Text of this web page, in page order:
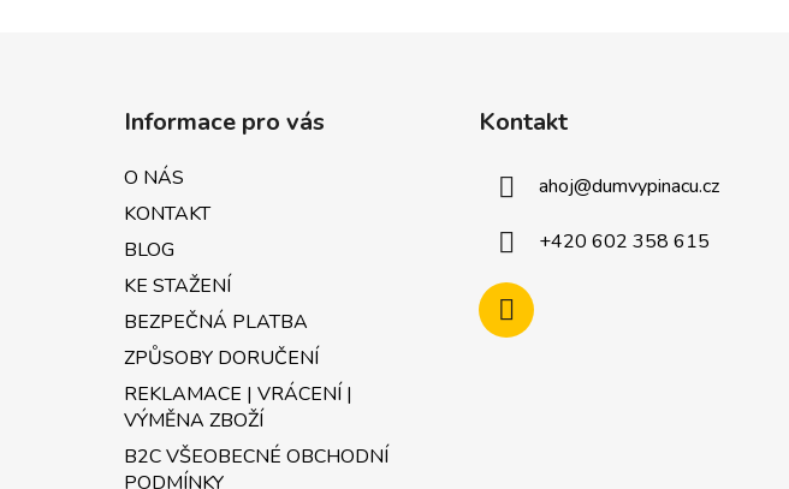
Informace pro vás
O NÁS
KONTAKT
BLOG
KE STAŽENÍ
BEZPEČNÁ PLATBA
ZPŮSOBY DORUČENÍ
REKLAMACE | VRÁCENÍ |
VÝMĚNA ZBOŽÍ
B2C VŠEOBECNÉ OBCHODNÍ
PODMÍNKY
Kontakt
ahoj@dumvypinacu.cz
+420 602 358 615